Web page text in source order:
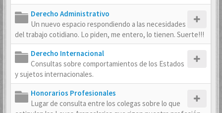
Derecho Administrativo
Un nuevo espacio respondiendo a las necesidades
del trabajo cotidiano. Lo piden, me entero, lo tienen. Suerte!!!
Derecho Internacional
Consultas sobre comportamientos de los Estados
y sujetos internacionales.
Honorarios Profesionales
Lugar de consulta entre los colegas sobre lo que